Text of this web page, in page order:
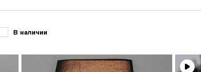
В наличии